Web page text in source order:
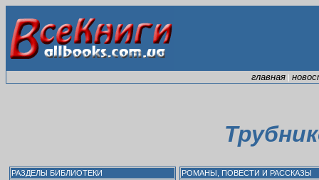
главная |
РАЗДЕЛЫ БИБЛИОТЕКИ РОМАНЫ, ПОВЕСТИ И РАССКАЗЫ